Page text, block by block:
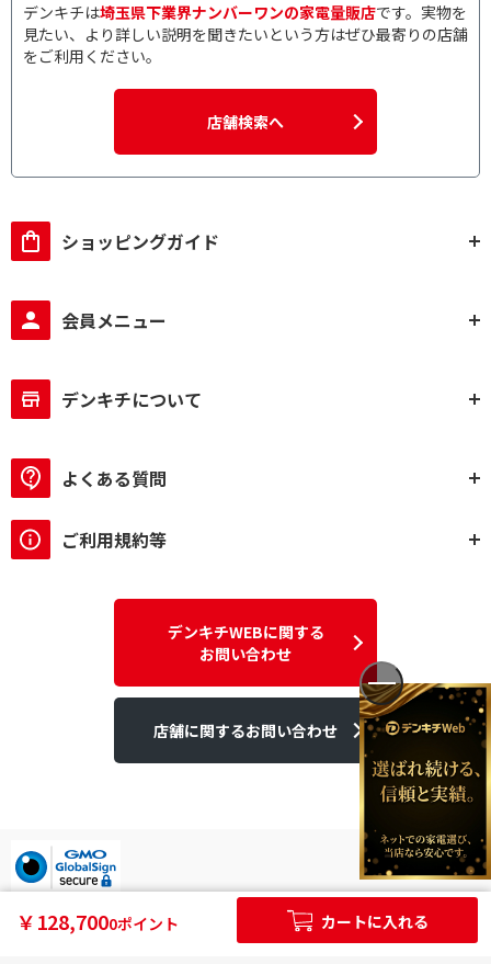
￥128,7000ポイント カートに入れる
デンキチは埼玉県下業界ナンバーワンの家電量販店です。実物を
見たい、より詳しい説明を聞きたいという方はぜひ最寄りの店舗
をご利用ください。
店舗検索へ
ショッピングガイド
会員メニュー
デンキチについて
よくある質問
ご利用規約等
デンキチWEBに関する
お問い合わせ
店舗に関するお問い合わせ
デンキチはGMOグローバルサイン発行のSSL電子証明書を使用して
います。
個人情報やご購入情報はSSL暗号化通信により保護されます。